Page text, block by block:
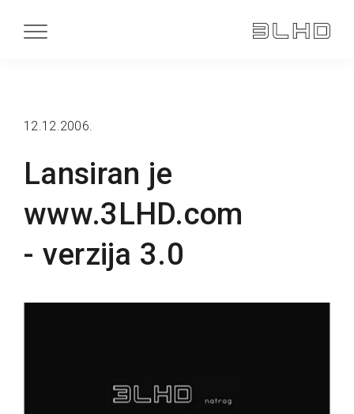
Lansiran je
www.3LHD.com
- verzija 3.0
12.12.2006.